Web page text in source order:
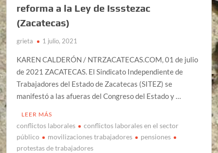
reforma a la Ley de Issstezac
(Zacatecas)
grieta 1 julio, 2021
KAREN CALDERÓN / NTRZACATECAS.COM, 01 de julio
de 2021 ZACATECAS. El Sindicato Independiente de
Trabajadores del Estado de Zacatecas (SITEZ) se
manifestó a las afueras del Congreso del Estado y …
LEER MÁS
conflictos laborales
conflictos laborales en el sector
público
movilizaciones trabajadores
pensiones
protestas de trabajadores